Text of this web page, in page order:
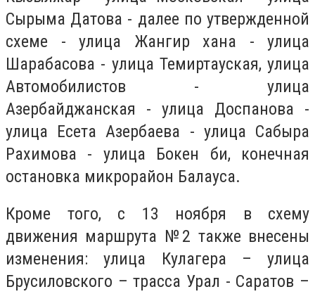
Сырыма Датова - далее по утвержденной
схеме - улица Жангир хана - улица
Шарабасова - улица Темиртауская, улица
Автомобилистов - улица
Азербайджанская - улица Доспанова -
улица Есета Азербаева - улица Сабыра
Рахимова - улица Бокен би, конечная
остановка микрорайон Балауса.
Кроме того, с 13 ноября в схему
движения маршрута №2 также внесены
изменения: улица Кулагера – улица
Брусиловского – трасса Урал - Саратов –